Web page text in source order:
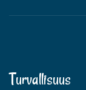
Turvallisuus